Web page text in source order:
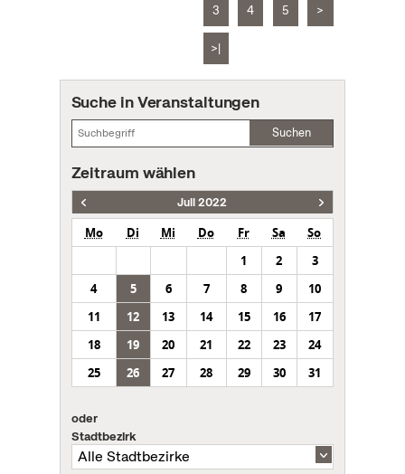
3 4 5 >
>|
Suche in Veranstaltungen
Suchen
Zeitraum wählen
Juli 2022
Mo Di Mi Do Fr Sa
So
1
2
3
4
5 6 7 8 9
10
11
12 13 14 15 16
17
18
19 20 21 22 23
24
25
26 27 28 29 30 31
oder
Stadtbezirk